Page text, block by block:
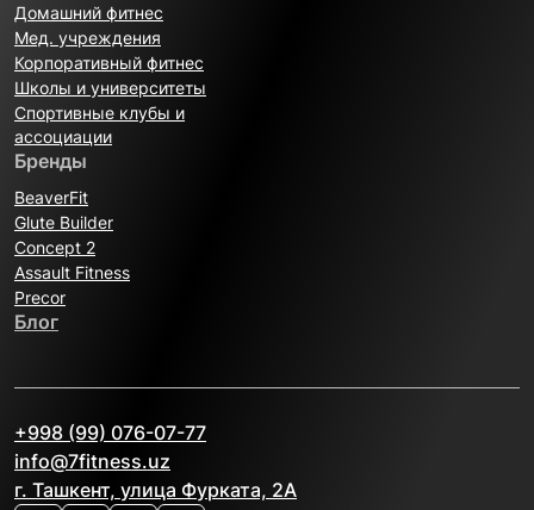
Домашний фитнес
Мед. учреждения
Корпоративный фитнес
Школы и университеты
Спортивные клубы и
ассоциации
Бренды
BeaverFit
Glute Builder
Concept 2
Assault Fitness
Precor
Блог
+998 (99) 076-07-77
info@7fitness.uz
г. Ташкент, улица Фурката, 2А